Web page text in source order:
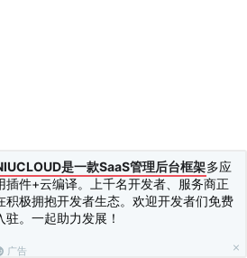
是一款SaaS管理后台框架多应
插件+云编译。上千名开发者、服务商正
积极拥抱开发者生态。欢迎开发者们免费
驻。一起助力发展！
广告